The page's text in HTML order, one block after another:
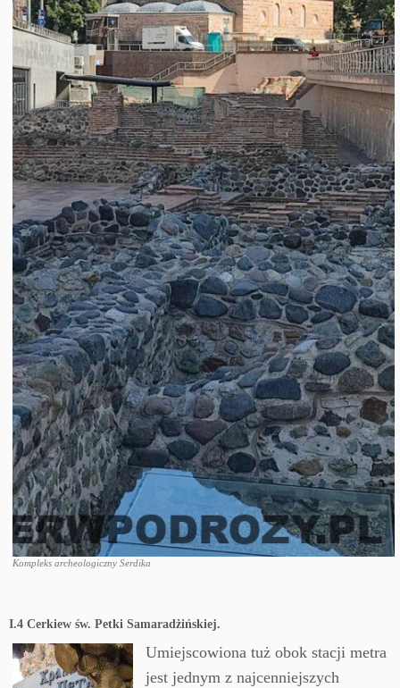
Kompleks archeologiczny Serdika
I.4 Cerkiew św. Petki Samaradżińskiej.
Umiejscowiona tuż obok stacji metra
jest jednym z najcenniejszych